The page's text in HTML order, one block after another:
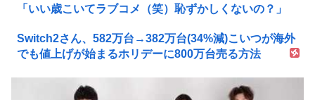
「いい歳こいてラブコメ（笑）恥ずかしくないの？」
Switch2さん、582万台→382万台(34%減)こいつが海外
でも値上げが始まるホリデーに800万台売る方法